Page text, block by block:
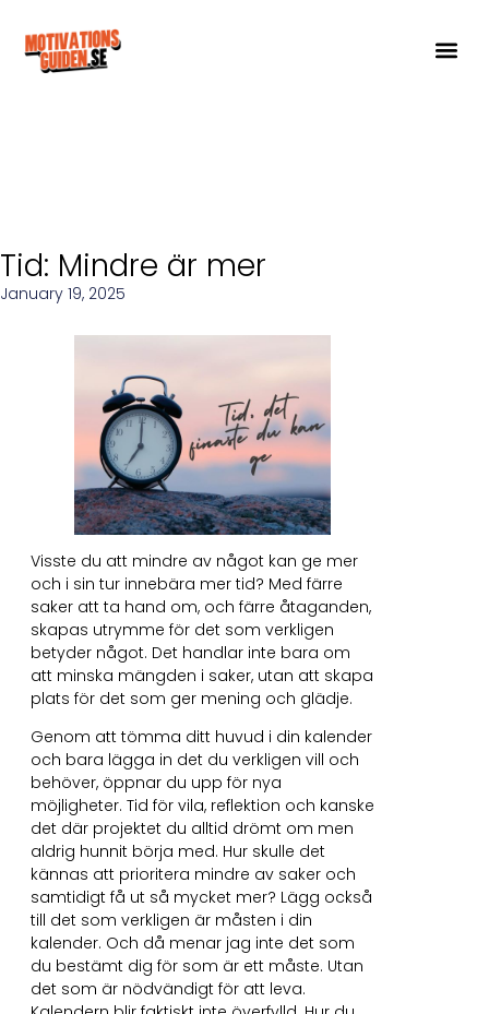
Tid: Mindre är mer
January 19, 2025
Visste du att mindre av något kan ge mer
och i sin tur innebära mer tid? Med färre
saker att ta hand om, och färre åtaganden,
skapas utrymme för det som verkligen
betyder något. Det handlar inte bara om
att minska mängden i saker, utan att skapa
plats för det som ger mening och glädje.
Genom att tömma ditt huvud i din kalender
och bara lägga in det du verkligen vill och
behöver, öppnar du upp för nya
möjligheter. Tid för vila, reflektion och kanske
det där projektet du alltid drömt om men
aldrig hunnit börja med. Hur skulle det
kännas att prioritera mindre av saker och
samtidigt få ut så mycket mer? Lägg också
till det som verkligen är måsten i din
kalender. Och då menar jag inte det som
du bestämt dig för som är ett måste. Utan
det som är nödvändigt för att leva.